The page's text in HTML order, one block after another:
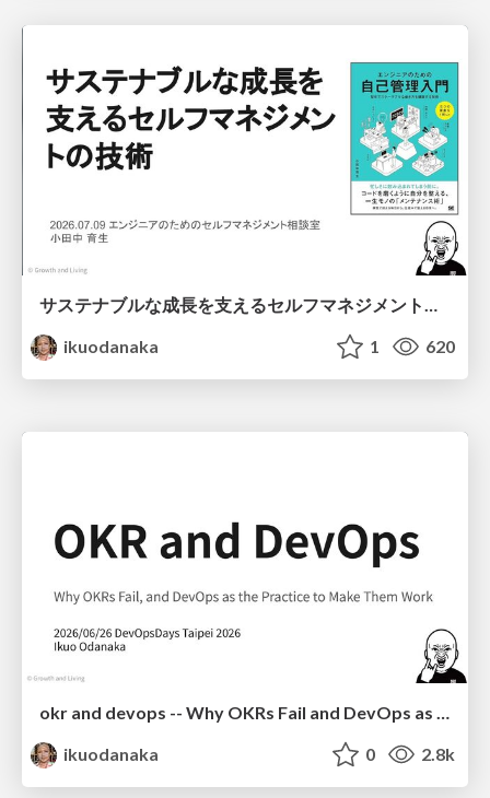
サステナブルな成長を支えるセルフマネジメントの技術/Self Management skill for growth
ikuodanaka
1 620
okr and devops -- Why OKRs Fail and DevOps as the Practice to Make Them Work
ikuodanaka
0 2.8k